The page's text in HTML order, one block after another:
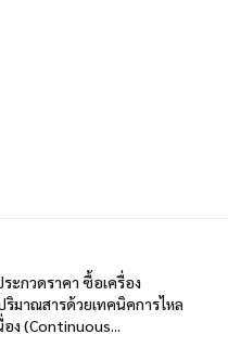
ะกวดราคา ซื้อเครื่อง
ริมาณสารด้วยเทคนิคการไหล
ง (Continuous...